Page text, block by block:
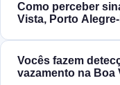
Como perceber
Vista, Porto
Vocês fazem
vazamento na Boa